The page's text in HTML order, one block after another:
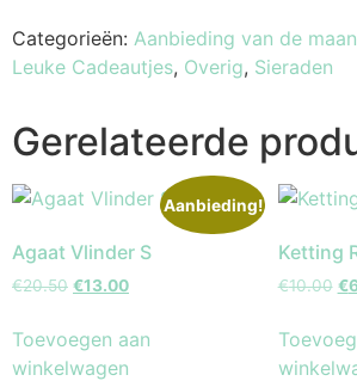
Categorieën: Aanbieding van de
Leuke Cadeautjes, Overig, Sieraden
Gerelateerde
Aanbieding!
Agaat Vlinder S
€20.50 €13.00
Toevoegen aan
winkelwagen
Ketting
€10.00 €